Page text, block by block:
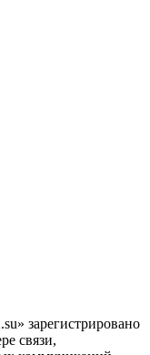
зарегистрировано
связи,